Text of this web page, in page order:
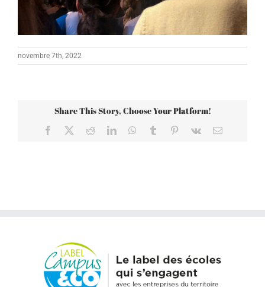
novembre 7th, 2022
Share This Story, Choose Your Platform!
Facebook RedditLinkedInWhatsApp
Tumblr Pinterest
Vk Email